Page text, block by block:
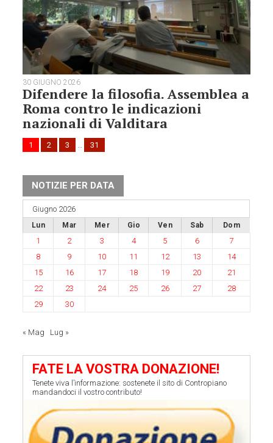
30 GIUGNO 2026
Difendere la filosofia. Assemblea a
Roma contro le indicazioni
nazionali di Valditara
1 2 3 31
NOTIZIE PER DATA
Giugno 2026
Lun Mar Mer Gio Ven Sab Dom
1 2 3 4 5 6
7
8
9 10 11 12 13
14
15
16 17 18 19 20
21
22
23 24 25 26 27
28
29
30
« Mag Lug »
FATE LA VOSTRA DONAZIONE!
Tenete viva l’informazione: sostenete il sito di Contropiano
mandandoci il vostro contributo!